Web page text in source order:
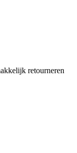
retourneren